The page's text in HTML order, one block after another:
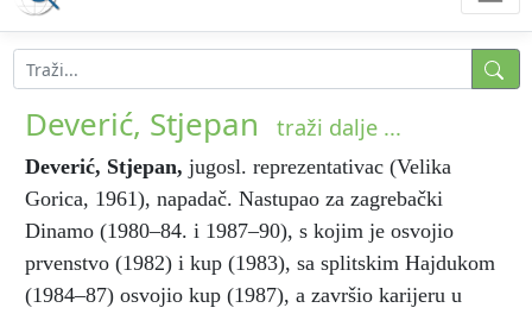
Deverić, Stjepan traži dalje ...
Deverić, Stjepan, jugosl. reprezentativac (Velika
Gorica, 1961), napadač. Nastupao za zagrebački
Dinamo (1980–84. i 1987–90), s kojim je osvojio
prvenstvo (1982) i kup (1983), sa splitskim Hajdukom
(1984–87) osvojio kup (1987), a završio karijeru u